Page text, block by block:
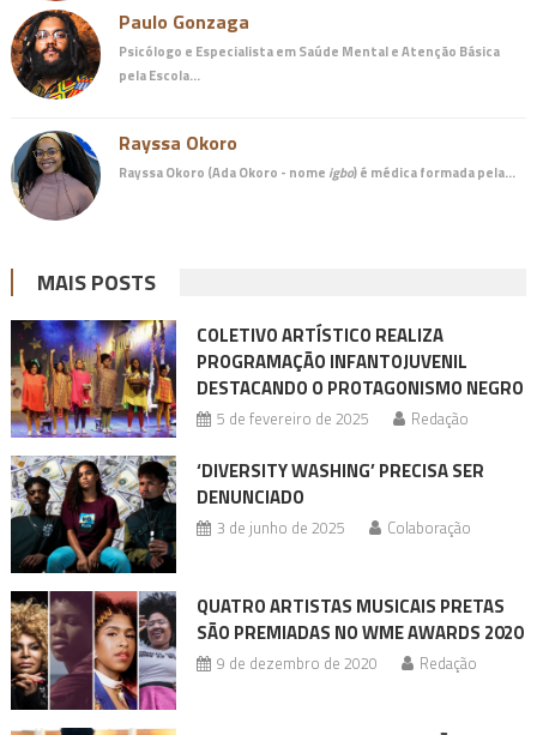
Paulo Gonzaga
Psicólogo e Especialista em Saúde Mental e Atenção Básica
pela Escola…
Rayssa Okoro
Rayssa Okoro (Ada Okoro - nome igbo) é médicaformada pela…
MAIS POSTS
COLETIVO ARTÍSTICO REALIZA
PROGRAMAÇÃO INFANTOJUVENIL
DESTACANDO O PROTAGONISMO NEGRO
5 de fevereiro de 2025 Redação
‘DIVERSITY WASHING’ PRECISA SER
DENUNCIADO
3 de junho de 2025 Colaboração
QUATRO ARTISTAS MUSICAIS PRETAS
SÃO PREMIADAS NO WME AWARDS 2020
9 de dezembro de 2020 Redação